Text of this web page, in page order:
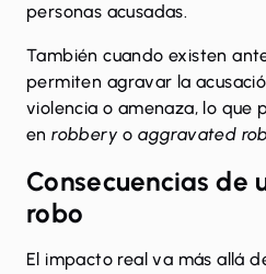
personas acusadas.
También cuando existen
permiten agravar la
violencia o amenaza, lo que
enrobberyoaggravated
Consecuencias de
robo
El impacto real va más allá